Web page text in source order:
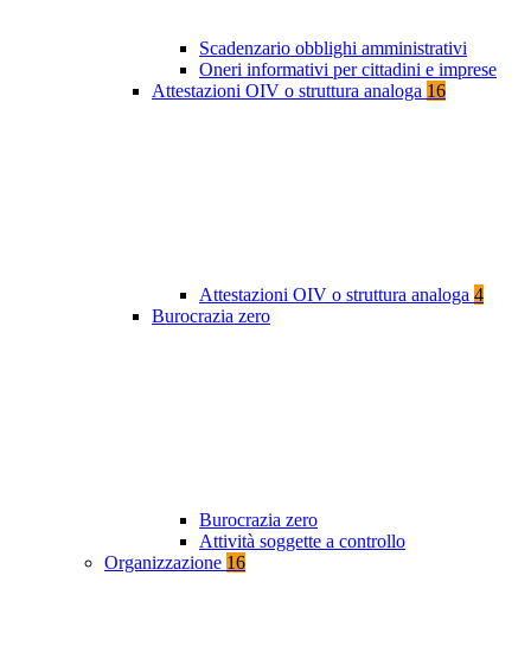
Scadenzario obblighi amministrativi
Oneri informativi per cittadini e imprese
Attestazioni OIV o struttura analoga 16
Attestazioni OIV o struttura analoga 4
Burocrazia zero
Burocrazia zero
Attività soggette a controllo
Organizzazione 16